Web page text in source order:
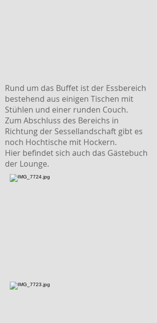
Rund um das Buffet ist der Essbereich
bestehend aus einigen Tischen mit
Stühlen und einer runden Couch.
Zum Abschluss des Bereichs in
Richtung der Sessellandschaft gibt es
noch Hochtische mit Hockern.
Hier befindet sich auch das Gästebuch
der Lounge.